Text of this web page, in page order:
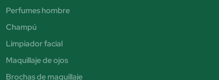
Perfumes hombre
Champú
Limpiador facial
Maquillaje de ojos
Brochas de maquillaje